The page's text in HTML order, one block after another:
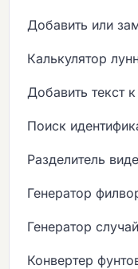
Добавить или
Калькулятор
Добавить текст
Поиск
Разделитель
Генератор
Генератор
Конвертер